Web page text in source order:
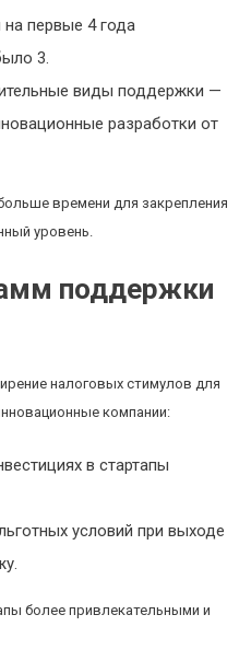
первые 4 года
3.
виды поддержки —
разработки от
времени для закрепления
уровень.
поддержки
налоговых стимулов для
компании:
в стартапы
условий при выходе
более привлекательными и